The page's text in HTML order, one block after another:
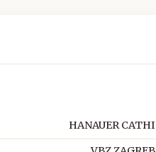
HANAUER CATHI